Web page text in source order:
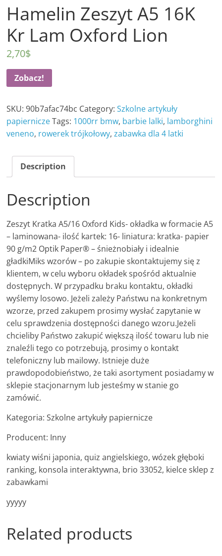
Hamelin Zeszyt A5 16K
Kr Lam Oxford Lion
2,70$
Zobacz!
SKU:90b7afac74bc Category:Szkolne artykuły
papiernicze Tags: 1000rr bmw, barbie lalki, lamborghini
veneno, rowerek trójkołowy,zabawka dla 4 latki
Description
Description
Zeszyt Kratka A5/16 Oxford Kids- okładka w formacie A5
– laminowana- ilość kartek: 16- liniatura: kratka- papier
90 g/m2 Optik Paper® – śnieżnobiały i idealnie
gładkiMiks wzorów – po zakupie skontaktujemy się z
klientem, w celu wyboru okładek spośród aktualnie
dostępnych. W przypadku braku kontaktu, okładki
wyślemy losowo. Jeżeli zależy Państwu na konkretnym
wzorze, przed zakupem prosimy wysłać zapytanie w
celu sprawdzenia dostępności danego wzoru.Jeżeli
chcieliby Państwo zakupić większą ilość towaru lub nie
znaleźli tego co potrzebują, prosimy o kontakt
telefoniczny lub mailowy. Istnieje duże
prawdopodobieństwo, że taki asortyment posiadamy w
sklepie stacjonarnym lub jesteśmy w stanie go
zamówić.
Kategoria: Szkolne artykuły papiernicze
Producent: Inny
kwiaty wiśni japonia, quiz angielskiego, wózek głęboki
ranking, konsola interaktywna, brio 33052, kielce sklep z
zabawkami
yyyyy
Related products